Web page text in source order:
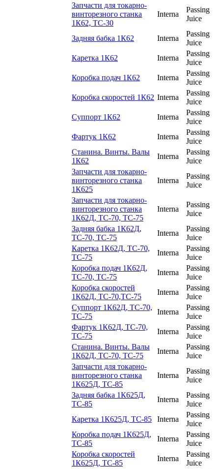
Запчасти для токарно-
винторезного станка
1К62, ТС-30
Interna
Passing
Juice
Задняя бабка 1К62 Interna
Passing
Juice
Каретка 1К62
Interna
Passing
Juice
Коробка подач 1К62
Interna
Passing
Juice
Коробка скоростей 1К62 Interna
Passing
Juice
Суппорт 1К62
Interna
Passing
Juice
Фартук 1К62
Interna
Passing
Juice
Станина. Винты. Валы
1К62
Interna
Passing
Juice
Запчасти для токарно-
винторезного станка
1К625
Interna
Passing
Juice
Запчасти для токарно-
винторезного станка
1К62Д, ТС-70, ТС-75
Interna
Passing
Juice
Задняя бабка 1К62Д,
ТС-70, ТС-75
Interna
Passing
Juice
Каретка 1К62Д, ТС-70,
ТС-75
Interna
Passing
Juice
Коробка подач 1К62Д,
ТС-70, ТС-75
Interna
Passing
Juice
Коробка скоростей
1К62Д, ТС-70,ТС-75
Interna
Passing
Juice
Суппорт 1К62Д, ТС-70,
ТС-75
Interna
Passing
Juice
Фартук 1К62Д, ТС-70,
ТС-75
Interna
Passing
Juice
Станина. Винты. Валы
1К62Д, ТС-70, ТС-75
Interna
Passing
Juice
Запчасти для токарно-
винторезного станка
1К625Д, ТС-85
Interna
Passing
Juice
Задняя бабка 1К625Д,
ТС-85
Interna
Passing
Juice
Каретка 1К625Д, ТС-85
Interna
Passing
Juice
Коробка подач 1К625Д,
ТС-85
Interna
Passing
Juice
Коробка скоростей
1К625Д, ТС-85
Interna
Passing
Juice